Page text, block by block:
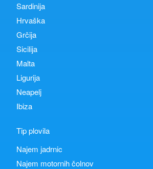
Sardinija
Hrvaška
Grčija
Sicilija
Malta
Ligurija
Neapelj
Ibiza
Tip plovila
Najem jadrnic
Najem motornih čolnov